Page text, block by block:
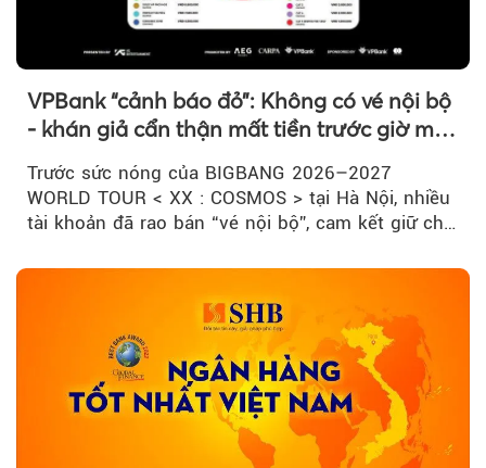
VPBank “cảnh báo đỏ”: Không có vé nội bộ
- khán giả cẩn thận mất tiền trước giờ mở
Trước sức nóng của BIGBANG 2026–2027
WORLD TOUR < XX : COSMOS > tại Hà Nội, nhiều
tài khoản đã rao bán “vé nội bộ”, cam kết giữ chỗ